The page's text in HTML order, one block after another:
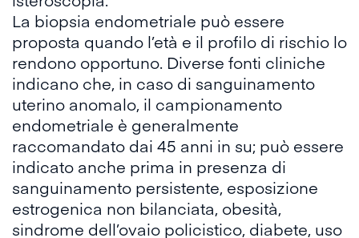
La biopsia endometriale può essere
proposta quando l’età e il profilo di rischio lo
rendono opportuno. Diverse fonti cliniche
indicano che, in caso di sanguinamento
uterino anomalo, il campionamento
endometriale è generalmente
raccomandato dai 45 anni in su; può essere
indicato anche prima in presenza di
sanguinamento persistente, esposizione
estrogenica non bilanciata, obesità,
sindrome dell’ovaio policistico, diabete, uso